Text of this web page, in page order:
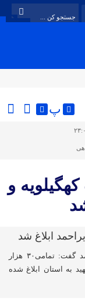
پ
کهگیلویه و
رئیس سازمان مدیریت و برنامه‌ریزی کهگیلویه و بویراحمد گفت: تمامی۳۰ هزار
به استان ابلاغ شده